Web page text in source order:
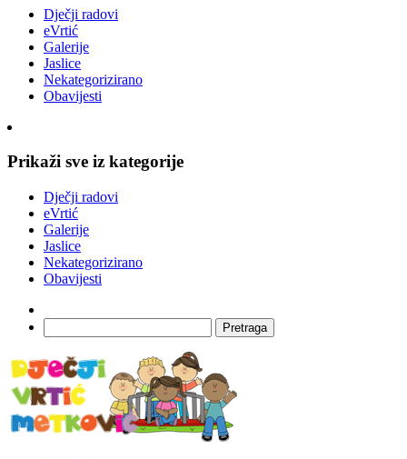
Dječji radovi
eVrtić
Galerije
Jaslice
Nekategorizirano
Obavijesti
Prikaži sve iz kategorije
Dječji radovi
eVrtić
Galerije
Jaslice
Nekategorizirano
Obavijesti